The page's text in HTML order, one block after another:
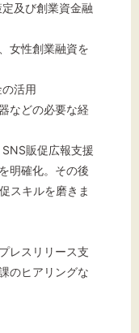
及び創業資金融
女性創業融資を
活用
などの必要な経
販促広報支援
明確化。その後
スキルを磨きま
レスリリース支
のヒアリングな